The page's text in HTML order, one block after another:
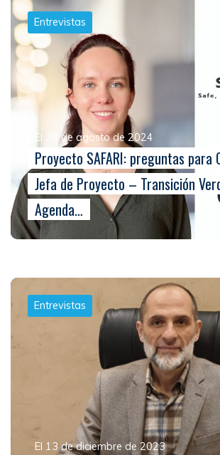
Entrevistas
El 28 de agosto de 2024
Proyecto SAFARI: preguntas para
Jefa de Proyecto – Transición
Agenda…
Entrevistas
El 13 de diciembre de 2023